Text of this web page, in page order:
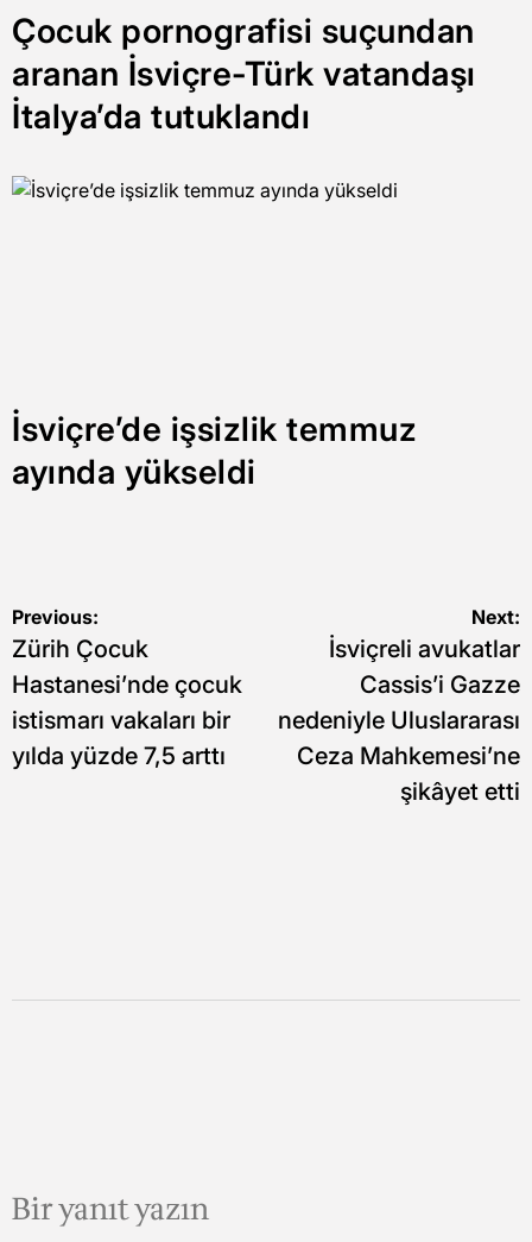
Çocuk pornografisi suçundan
aranan İsviçre-Türk vatandaşı
İtalya’da tutuklandı
İsviçre’de işsizlik temmuz
ayında yükseldi
Yazı
gezinmesi
Previous:
Zürih Çocuk
Hastanesi’nde çocuk
istismarı vakaları bir
yılda yüzde 7,5 arttı
Next:
İsviçreli avukatlar
Cassis’i Gazze
nedeniyle Uluslararası
Ceza Mahkemesi’ne
şikâyet etti
Bir yanıt yazın